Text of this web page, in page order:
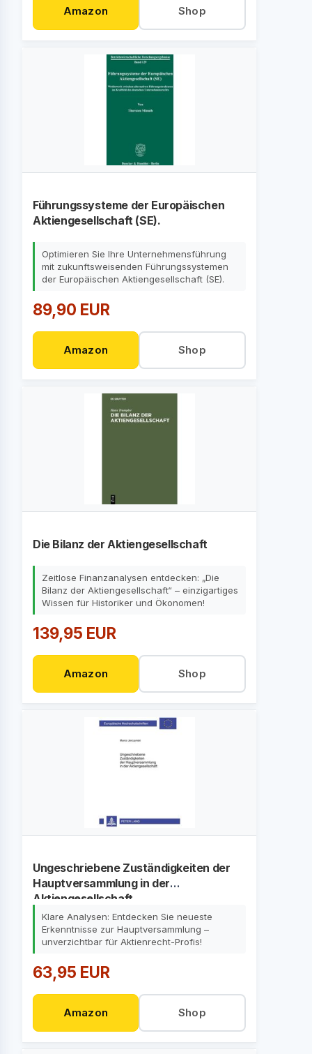
Amazon Shop
Führungssysteme der Europäischen
Aktiengesellschaft (SE).
Optimieren Sie Ihre Unternehmensführung
mit zukunftsweisenden Führungssystemen
der Europäischen Aktiengesellschaft (SE).
89,90 EUR
Amazon Shop
Die Bilanz der Aktiengesellschaft
Zeitlose Finanzanalysen entdecken: „Die
Bilanz der Aktiengesellschaft“ – einzigartiges
Wissen für Historiker und Ökonomen!
139,95 EUR
Amazon Shop
Ungeschriebene Zuständigkeiten der
Hauptversammlung in der
Aktiengesellschaft
Klare Analysen: Entdecken Sie neueste
Erkenntnisse zur Hauptversammlung –
unverzichtbar für Aktienrecht-Profis!
63,95 EUR
Amazon Shop